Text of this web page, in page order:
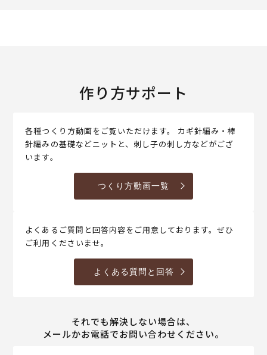
作り方サポート
各種つくり方動画をご覧いただけます。 カギ針編み・棒
針編みの基礎などニットと、刺し子の刺し方などがござ
います。
つくり方動画一覧
よくあるご質問と回答内容をご用意しております。ぜひ
ご利用くださいませ。
よくある質問と回答
それでも解決しない場合は、
メールかお電話でお問い合わせください。